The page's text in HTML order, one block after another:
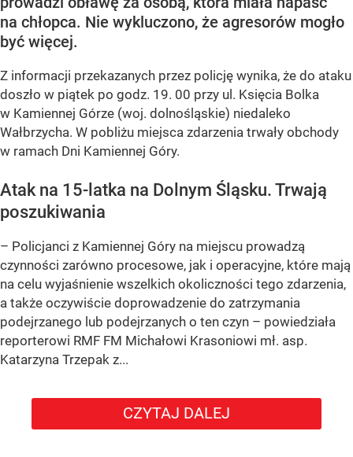
na chłopca. Nie wykluczono, że agresorów mogło
być więcej.
Z informacji przekazanych przez policję wynika, że do ataku
doszło w piątek po godz. 19. 00 przy ul. Księcia Bolka
w Kamiennej Górze (woj. dolnośląskie) niedaleko
Wałbrzycha. W pobliżu miejsca zdarzenia trwały obchody
w ramach Dni Kamiennej Góry.
Atak na 15-latka na Dolnym Śląsku. Trwają
poszukiwania
– Policjanci z Kamiennej Góry na miejscu prowadzą
czynności zarówno procesowe, jak i operacyjne, które mają
na celu wyjaśnienie wszelkich okoliczności tego zdarzenia,
a także oczywiście doprowadzenie do zatrzymania
podejrzanego lub podejrzanych o ten czyn – powiedziała
reporterowi RMF FM Michałowi Krasoniowi mł. asp.
Katarzyna Trzepak z...
CZYTAJ DALEJ